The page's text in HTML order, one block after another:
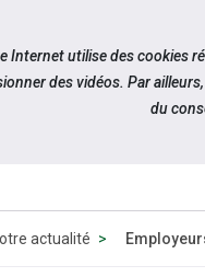
actualité
Internet utilise des cookies
des vidéos. Par
du